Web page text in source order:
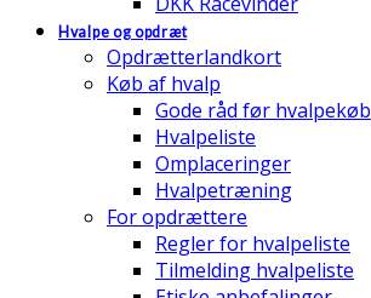
Hvalpe og opdræt
Opdrætterlandkort
Køb af hvalp
Gode råd før hvalpekøb
Hvalpeliste
Omplaceringer
Hvalpetræning
For opdrættere
Regler for hvalpeliste
Tilmelding hvalpeliste